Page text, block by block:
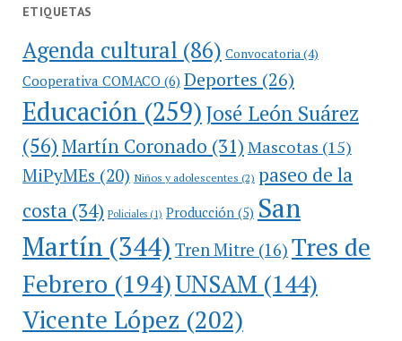
ETIQUETAS
Agenda cultural (86) Convocatoria (4)
Cooperativa COMACO(6) Deportes (26)
Educación(259)José León Suárez
(56)Martín Coronado (31) Mascotas (15)
MiPyMEs (20) Niños y adolescentes (2) paseo de la
costa(34) Policiales(1) Producción(5) San
Martín(344) Tren Mitre (16) Tres de
Febrero (194)UNSAM (144)
Vicente López (202)